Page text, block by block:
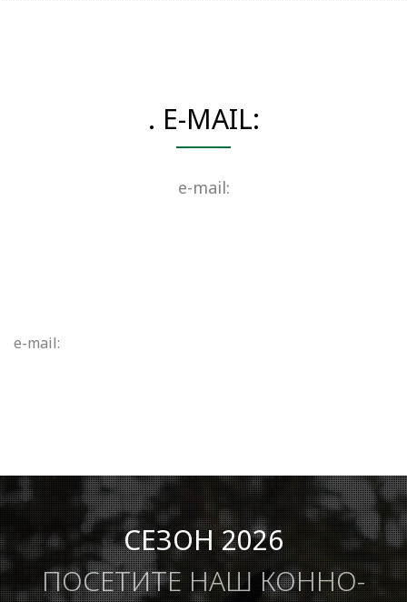
. E-MAIL:
e-mail:
e-mail:
СЕЗОН 2026
ПОСЕТИТЕ НАШ КОННО-